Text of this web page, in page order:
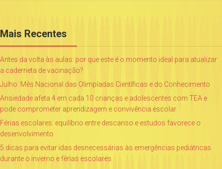
Mais Recentes
Antes da volta às aulas: por que este é o momento ideal para atualizar
a caderneta de vacinação?
Julho: Mês Nacional das Olimpíadas Científicas e do Conhecimento
Ansiedade afeta 4 em cada 10 crianças e adolescentes com TEA e
pode comprometer aprendizagem e convivência escolar
Férias escolares: equilíbrio entre descanso e estudos favorece o
desenvolvimento
5 dicas para evitar idas desnecessárias às emergências pediátricas
durante o inverno e férias escolares